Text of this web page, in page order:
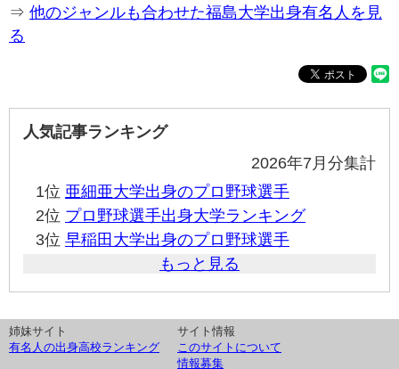
⇒ 他のジャンルも合わせた福島大学出身有名人を見
る
人気記事ランキング
2026年7月分集計
1位 亜細亜大学出身のプロ野球選手
2位 プロ野球選手出身大学ランキング
3位 早稲田大学出身のプロ野球選手
もっと見る
姉妹サイト
有名人の出身高校ランキング
サイト情報
このサイトについて
情報募集